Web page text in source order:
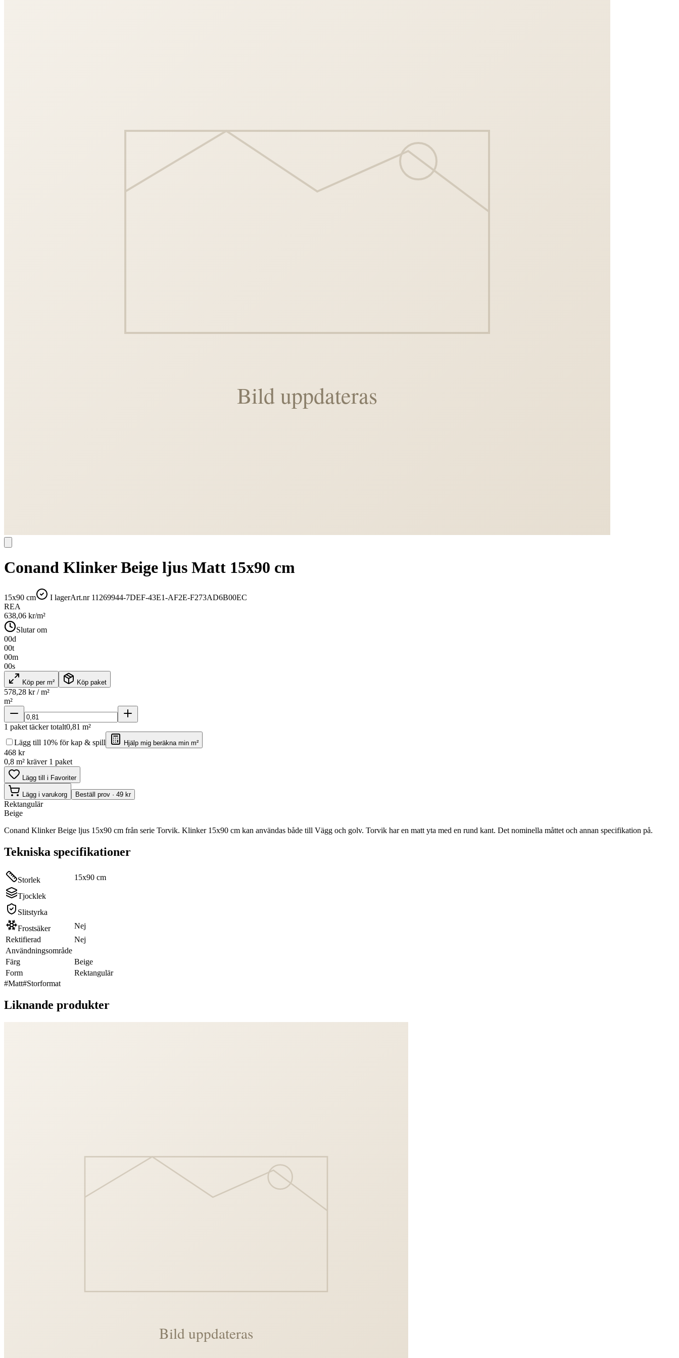
Conand Klinker Beige ljus Matt 15x90 cm
15x90 cm I lagerArt.nr 11269944-7DEF-43E1-AF2E-F273AD6B00EC
REA
638,06 kr/m²
Slutar om
00d
00t
00m
00s
Köp per m² Köp paket
578,28 kr / m²
m²
1 paket täcker totalt0,81 m²
Lägg till 10% för kap & spill
Hjälp mig beräkna min m²
468 kr
0,8 m² kräver 1 paket
Lägg till i Favoriter
Lägg i varukorg Beställ prov · 49 kr
Rektangulär
Beige
Conand Klinker Beige ljus 15x90 cm från serie Torvik. Klinker 15x90 cm kan användas både till Vägg och golv. Torvik har en matt yta med en rund kant. Det nominella måttet och annan specifikation på.
Tekniska specifikationer
Storlek 15x90 cm
Tjocklek
Slitstyrka
Frostsäker
Nej
Rektifierad
Nej
Användningsområde
Färg
Beige
Form
Rektangulär
#Matt#Storformat
Liknande produkter